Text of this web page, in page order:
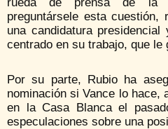
preguntársele esta cuestión,
una candidatura
centrado en su trabajo, que le
Por su parte, Rubio ha
nominación si Vance lo hace,
en la Casa Blanca el
especulaciones sobre una